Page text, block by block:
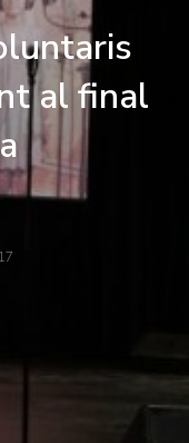
al final